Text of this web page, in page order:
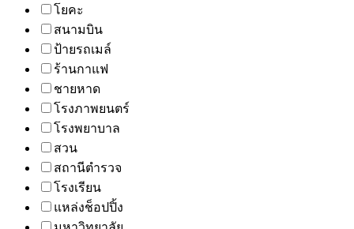
โยคะ
สนามบิน
ป้ายรถเมล์
ร้านกาแฟ
ชายหาด
โรงภาพยนตร์
โรงพยาบาล
สวน
สถานีตำรวจ
โรงเรียน
แหล่งช็อปปิ้ง